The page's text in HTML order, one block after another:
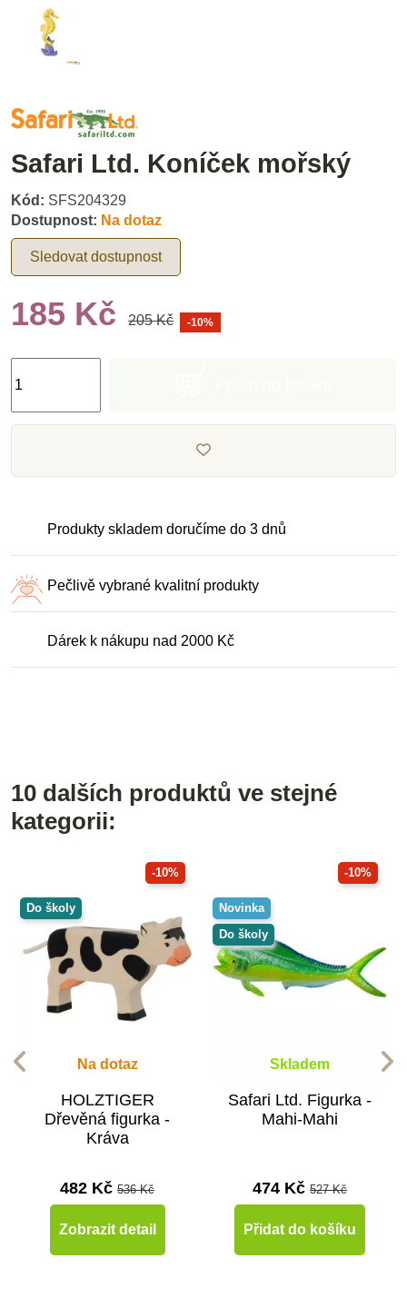
Safari Ltd. Koníček mořský
Kód: SFS204329
Dostupnost: Na dotaz
Sledovat dostupnost
185 Kč 205 Kč -10%
Produkty skladem doručíme do 3 dnů
Pečlivě vybrané kvalitní produkty
Dárek k nákupu nad 2000 Kč
10 dalších produktů ve stejné
kategorii:
-10%
Do školy
Na dotaz
HOLZTIGER
Dřevěná figurka -
Kráva
482 Kč 536 Kč
Zobrazit detail
-10%
Novinka
Do školy
Skladem
Safari Ltd. Figurka -
Mahi-Mahi
474 Kč 527 Kč
Přidat do košíku